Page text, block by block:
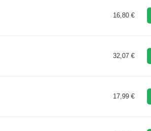
16,80 €
32,07 €
17,99 €